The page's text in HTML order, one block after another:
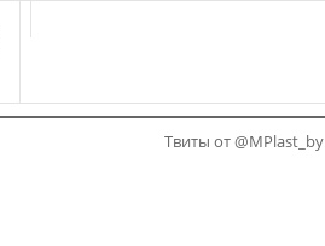
Твиты от @MPlast_by